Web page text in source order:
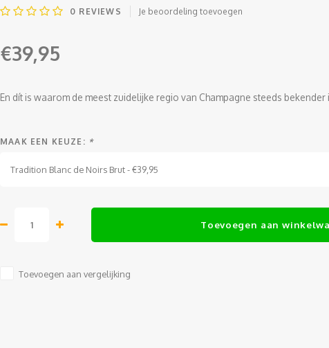
0 REVIEWS Je beoordeling toevoegen
€39,95
En dít is waarom de meest zuidelijke regio van Champagne steeds bekender
MAAK EEN KEUZE: *
Tradition Blanc de Noirs Brut - €39,95
Toevoegen aan
Toevoegen aan vergelijking